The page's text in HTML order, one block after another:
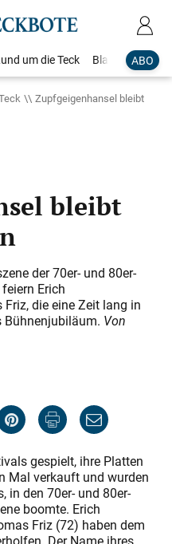
ABO
um die Teck Blaulicht
Zupfgeigenhansel bleibt
bleibt
der 70er- und 80er-
Erich
die eine Zeit lang in
Bühnenjubiläum. Von
gespielt, ihre Platten
Mal verkauft und wurden
in den 70er- und 80er-
boomte. Erich
Friz (72) haben dem